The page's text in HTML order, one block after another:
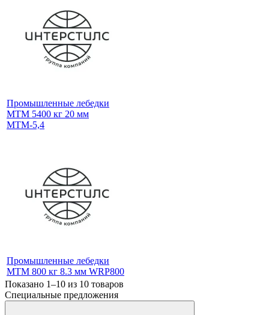
Промышленные лебедки
МТМ 5400 кг 20 мм
МТМ-5,4
Промышленные лебедки
МТМ 800 кг 8.3 мм WRP800
Показано 1–10 из 10 товаров
Специальные предложения